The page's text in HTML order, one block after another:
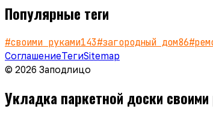
Популярные теги
#своими руками143#загородный дом86#
СоглашениеТегиSitemap
© 2026 Заподлицо
Укладка паркетной доски